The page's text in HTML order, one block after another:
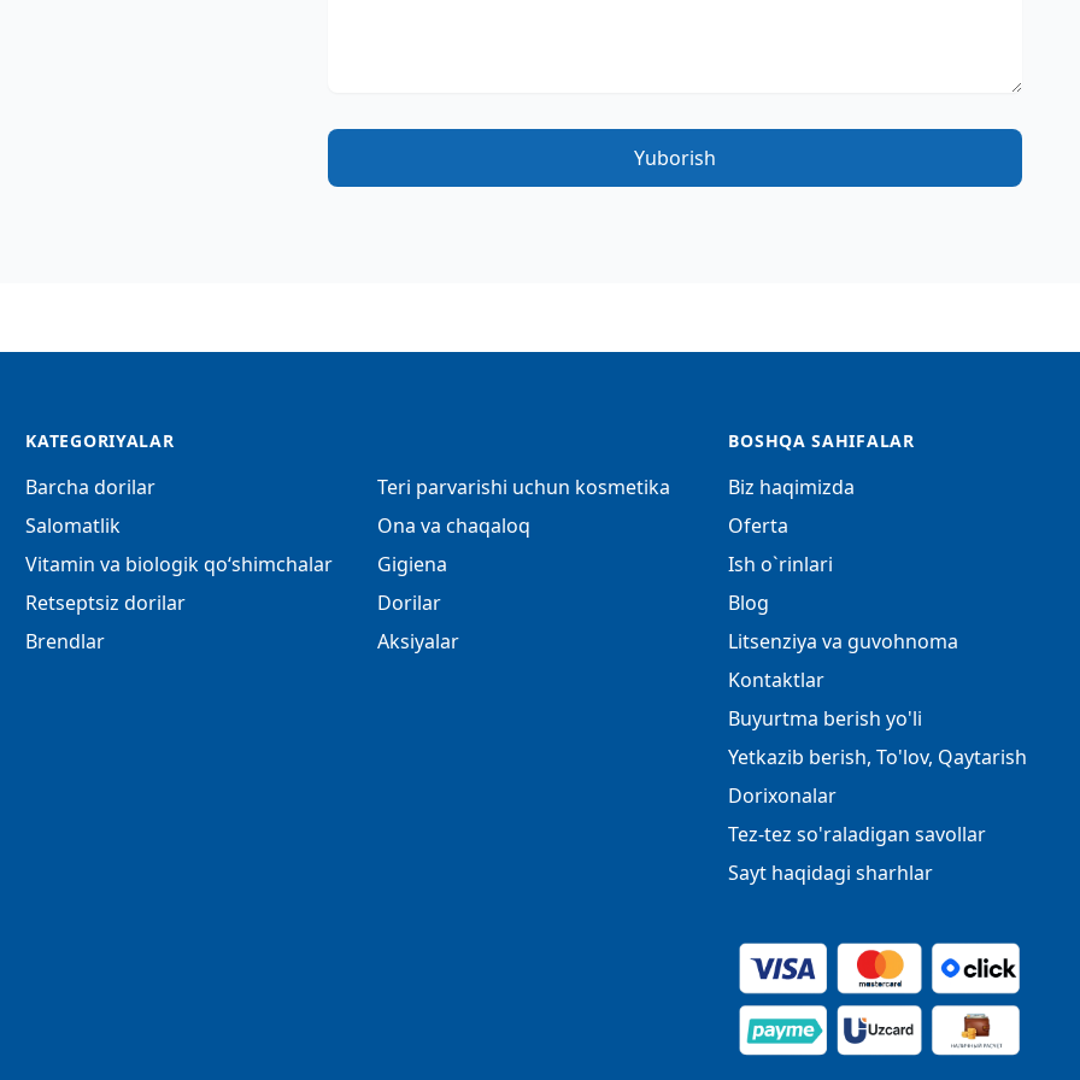
Yuborish
KATEGORIYALAR
Barcha dorilar
Salomatlik
Vitamin va biologik qo‘shimchalar
Retseptsiz dorilar
Brendlar
Teri parvarishi uchun kosmetika
Ona va chaqaloq
Gigiena
Dorilar
Aksiyalar
BOSHQA SAHIFALAR
Biz haqimizda
Oferta
Ish o`rinlari
Blog
Litsenziya va guvohnoma
Kontaktlar
Buyurtma berish yo'li
Yetkazib berish, To'lov, Qaytarish
Dorixonalar
Tez-tez so'raladigan savollar
Sayt haqidagi sharhlar